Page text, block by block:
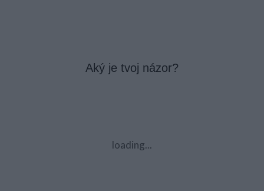
Aký je tvoj názor?
loading...